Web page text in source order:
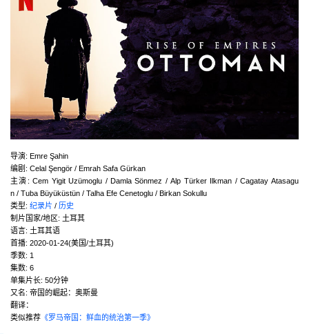
导演: Emre Şahin
编剧 : Celal Şengör / Emrah Safa Gürkan
主演 :Cem Yigit Uzümoglu / Damla Sönmez / Alp Türker Ilkman / Cagatay Atasagu
n / Tuba Büyüküstün / Talha Efe Cenetoglu / Birkan Sokullu
类型: 纪录片 / 历史
制片国家/地区: 土耳其
语言: 土耳其语
首播: 2020-01-24(美国/土耳其)
季数: 1
集数: 6
单集片长: 50分钟
又名: 帝国的崛起：奥斯曼
翻译：
类似推荐 《罗马帝国：鲜血的统治第一季》